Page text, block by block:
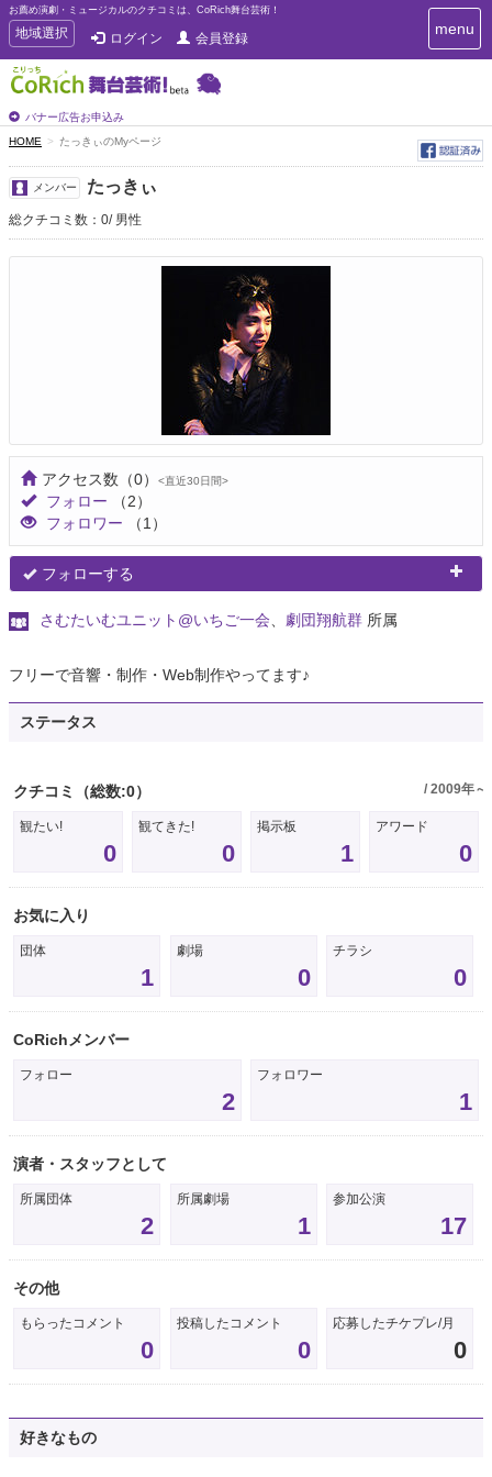
お薦め演劇・ミュージカルのクチコミは、CoRich舞台芸術！
T
o
g
g
e
n
a
v
i
g
a
t
地域選択 ログイン 会員登録
バナー広告お申込み
T
o
e
n
menu
HOME たっきぃのMyページ
メンバー たっきぃ
総クチコミ数：0 男性
アクセス数 （0） <直近30日間>
フォロー
（2）
フォロワー
（1）
フォローする
さむたいむユニット@いちご一会 劇団翔航群 所属
フリーで音響・制作・Web制作やってます♪
ステータス
クチコミ （総数:0） / 2009年～
観たい!
0
観てきた!
0
掲示板
1
アワード
0
お気に入り
団体
1
劇場
0
チラシ
0
CoRichメンバー
フォロー
2
フォロワー
1
演者・スタッフとして
所属団体
2
所属劇場
1
参加公演
17
その他
もらったコメント
0
投稿したコメント
0
応募したチケプレ/月
0
好きなもの